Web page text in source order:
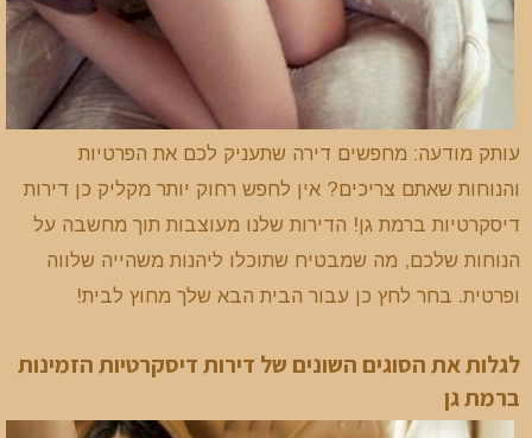
עותק מודעה: מחפשים דירה שתעניק לכם את הפרטיות
והנוחות שאתם צריכים? אין לחפש רחוק יותר מקליק כן דירות
דיסקרטיות ברמת גן! הדירות שלנו מעוצבות תוך מחשבה על
הנוחות שלכם, מה שמבטיח שתוכלו ליהנות משהייה שלווה
ופרטית. בחר לחץ כן עבור הבית הבא שלך מחוץ לבית!
לגלות את הסוגים השונים של דירות דיסקרטיות הזמינות
ברמת גן